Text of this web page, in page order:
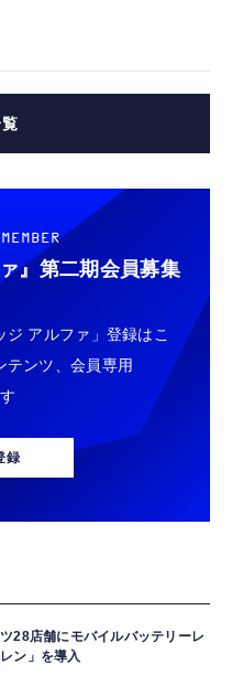
』 第二期会員募集
アルファ」登録はこ
テンツ、会員専用
録
28店舗にモバイルバッテリーレ
ン」を導入